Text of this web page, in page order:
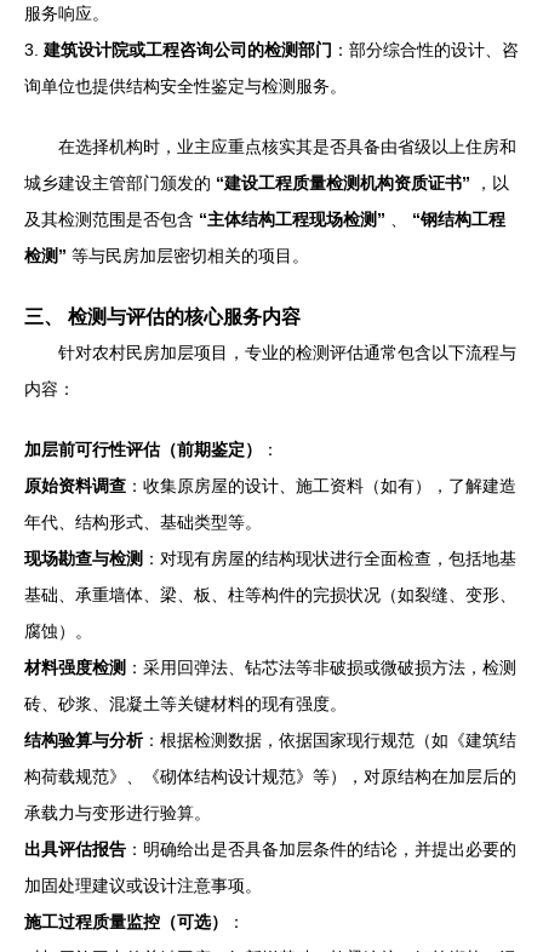
服务响应。
3. 建筑设计院或工程咨询公司的检测部门 ：部分综合性的设计、咨
询单位也提供结构安全性鉴定与检测服务。
在选择机构时，业主应重点核实其是否具备由省级以上住房和
城乡建设主管部门颁发的 “建设工程质量检测机构资质证书” ，以
及其检测范围是否包含 “主体结构工程现场检测”
“钢结构工程
检测” 等与民房加层密切相关的项目。
三、 检测与评估的核心服务内容
针对农村民房加层项目，专业的检测评估通常包含以下流程与
内容：
加层前可行性评估（前期鉴定）
：
原始资料调查 ：收集原房屋的设计、施工资料（如有），了解建造
年代、结构形式、基础类型等。
现场勘查与检测 ：对现有房屋的结构现状进行全面检查，包括地基
基础、承重墙体、梁、板、柱等构件的完损状况（如裂缝、变形、
腐蚀）。
材料强度检测 ：采用回弹法、钻芯法等非破损或微破损方法，检测
砖、砂浆、混凝土等关键材料的现有强度。
结构验算与分析：根据检测数据，依据国家现行规范（如《建筑结
构荷载规范》、《砌体结构设计规范》等），对原结构在加层后的
承载力与变形进行验算。
出具评估报告 ：明确给出是否具备加层条件的结论，并提出必要的
加固处理建议或设计注意事项。
施工过程质量监控（可选）
：